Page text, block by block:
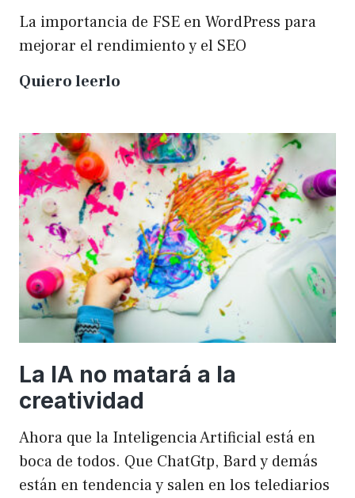
La importancia de FSE en WordPress para
mejorar el rendimiento y el SEO
Quiero leerlo
de
FSE
en
WordPress
para
mejorar
el
rendimiento
y
el
SEO
La IA no matará a la
creatividad
Ahora que la Inteligencia Artificial está en
boca de todos. Que ChatGtp, Bard y demás
están en tendencia y salen en los telediarios